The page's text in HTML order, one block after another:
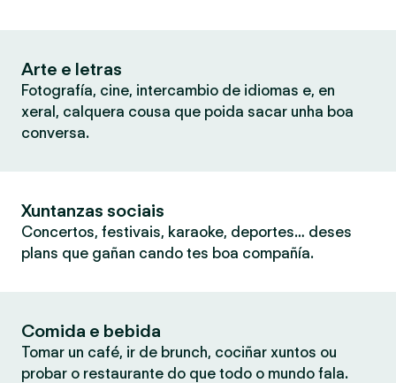
Arte e letras
Fotografía, cine, intercambio de idiomas e, en
xeral, calquera cousa que poida sacar unha boa
conversa.
Xuntanzas sociais
Concertos, festivais, karaoke, deportes… deses
plans que gañan cando tes boa compañía.
Comida e bebida
Tomar un café, ir de brunch, cociñar xuntos ou
probar o restaurante do que todo o mundo fala.